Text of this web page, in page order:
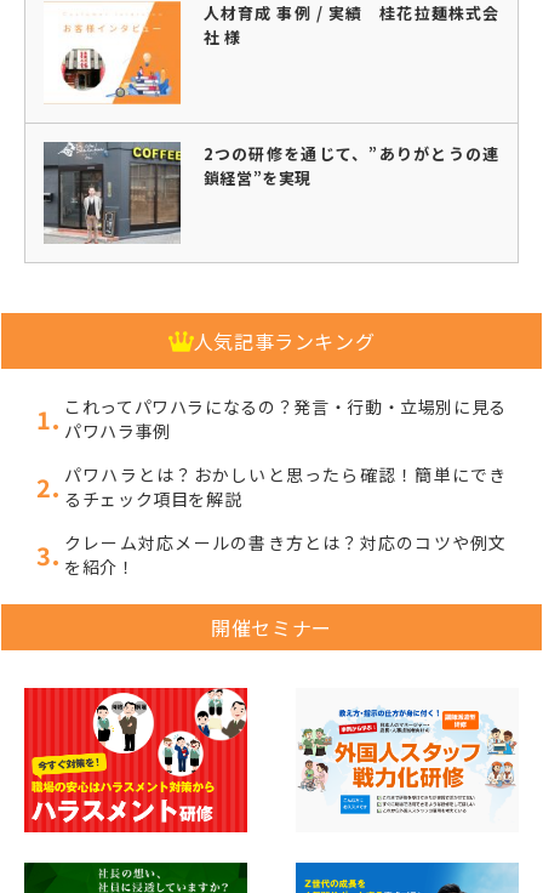
人材育成 事例 / 実績 桂花拉麺株式会
社 様
2つの研修を通じて、”ありがとうの連
鎖経営”を実現
人気記事ランキング
これってパワハラになるの？発言・行動・立場別に見る
パワハラ事例
パワハラとは？おかしいと思ったら確認！簡単にでき
るチェック項目を解説
クレーム対応メールの書き方とは？対応のコツや例文
を紹介！
開催セミナー